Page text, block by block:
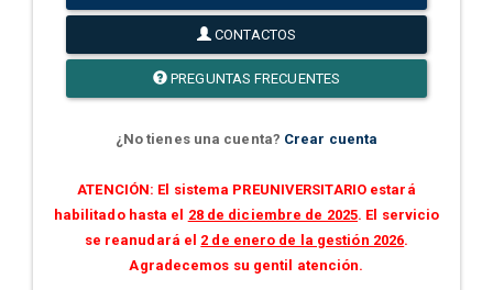
CONTACTOS
PREGUNTAS FRECUENTES
¿No tienes una cuenta? Crear cuenta
ATENCIÓN: El sistema PREUNIVERSITARIO estará
habilitado hasta el 28 de diciembre de 2025. El servicio
se reanudará el 2 de enero de la gestión 2026.
Agradecemos su gentil atención.